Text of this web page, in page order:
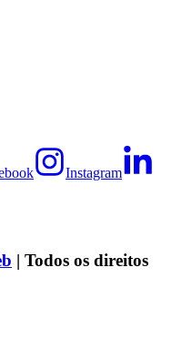
Instagram
| Todos os direitos